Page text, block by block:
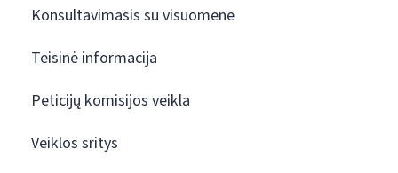
Konsultavimasis su visuomene
Teisinė informacija
Peticijų komisijos veikla
Veiklos sritys